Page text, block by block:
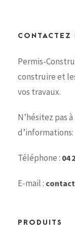
CONTACTEZ
Permis-
construire et
vos travaux.
N’hésitez pas
d’informations:
Téléphone : 04
E-mail :
PRODUITS